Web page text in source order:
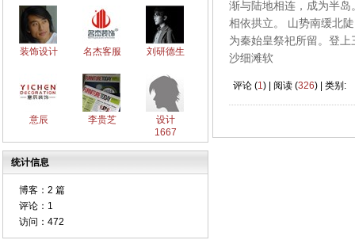
装饰设计 名杰客服 刘研德生
意辰 李贵芝
设计
1667
统计信息
博客： 2 篇
评论： 1
访问： 472
渐与陆地相连，成为半
相依拱立。 山势南缓北陡
为秦始皇祭祀所留。登
沙细滩软
评论 (1) | 阅读 (326) | 类别: